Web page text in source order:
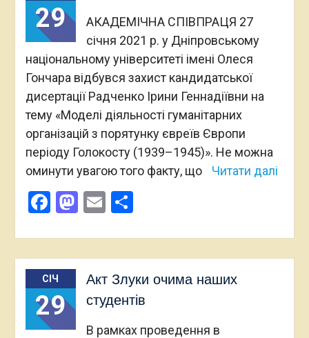
29
АКАДЕМІЧНА СПІВПРАЦЯ 27
січня 2021 р. у Дніпровському
національному університеті імені Олеся
Гончара відбувся захист кандидатської
дисертації Радченко Ірини Геннадіївни на
тему «Моделі діяльності гуманітарних
організацій з порятунку євреїв Європи
періоду Голокосту (1939–1945)». Не можна
оминути увагою того факту, що
Читати далі
Facebook
Mastodon
EmailПоділитися
СІЧ
29
Акт Злуки очима наших
студентів
В рамках проведення в